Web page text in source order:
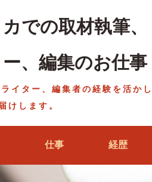
での取材執筆、
、編集のお仕事
イター、編集者の経験を活かし
けします。
仕事 経歴